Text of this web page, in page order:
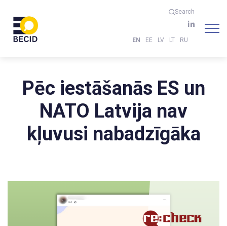
Search
EN EE LV LT RU
Pēc iestāšanās ES un
NATO Latvija nav
kļuvusi nabadzīgāka